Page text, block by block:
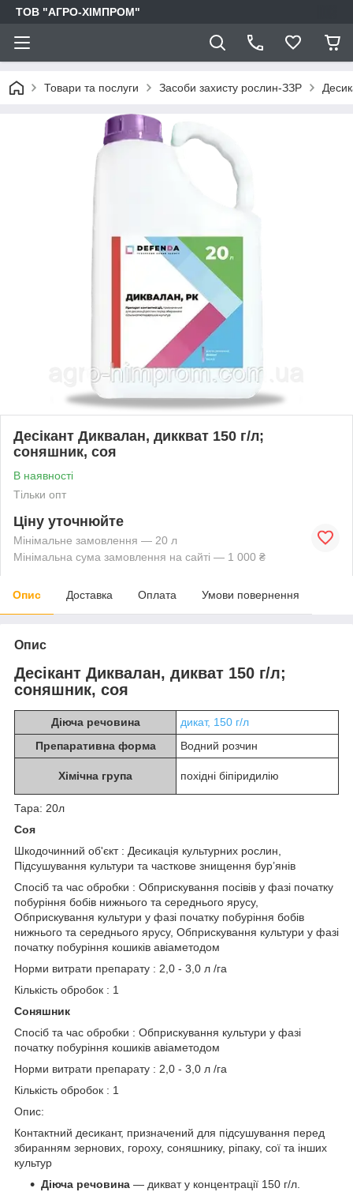
ТОВ "АГРО-ХІМПРОМ"
Товари та послуги Засоби захисту рослин-ЗЗР
Десікант Диквалан, диккват 150 г/л;
соняшник, соя
В наявності
Тільки опт
Ціну уточнюйте
Мінімальне замовлення — 20 л
Мінімальна сума замовлення на сайті — 1 000 ₴
Опис Доставка Оплата Умови повернення
Опис
Десікант Диквалан, дикват 150 г/л;
соняшник, соя
Діюча речовина
дикат, 150 г/л
Препаративна форма
Водний розчин
Хімічна група похідні біпіридилію
Тара: 20л
Соя
Шкодочинний об'єкт : Десикація культурних рослин,
Підсушування культури та часткове знищення бур’янів
Спосіб та час обробки : Обприскування посівів у фазі початку
побуріння бобів нижнього та середнього ярусу,
Обприскування культури у фазі початку побуріння бобів
нижнього та середнього ярусу, Обприскування культури у фазі
початку побуріння кошиків авіаметодом
Норми витрати препарату : 2,0 - 3,0 л /га
Кількість обробок : 1
Соняшник
Спосіб та час обробки : Обприскування культури у фазі
початку побуріння кошиків авіаметодом
Норми витрати препарату : 2,0 - 3,0 л /га
Кількість обробок : 1
Опис:
Контактний десикант, призначений для підсушування перед
збиранням зернових, гороху, соняшнику, ріпаку, сої та інших
культур
Діюча речовина — дикват у концентрації 150 г/л.